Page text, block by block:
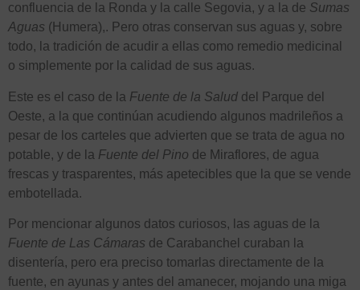
confluencia de la Ronda y la calle Segovia, y a la de Sumas
Aguas (Humera),. Pero otras conservan sus aguas y, sobre
todo, la tradición de acudir a ellas como remedio medicinal
o simplemente por la calidad de sus aguas.
Este es el caso de la Fuente de la Salud del Parque del
Oeste, a la que continúan acudiendo algunos madrileños a
pesar de los carteles que advierten que se trata de agua no
potable, y de la Fuente del Pino de Miraflores, de agua
frescas y trasparentes, más apetecibles que la que se vende
embotellada.
Por mencionar algunos datos curiosos, las aguas de la
Fuente de Las Cámaras de Carabanchel curaban la
disentería, pero era preciso tomarlas directamente de la
fuente, en ayunas y antes del amanecer, mojando una miga